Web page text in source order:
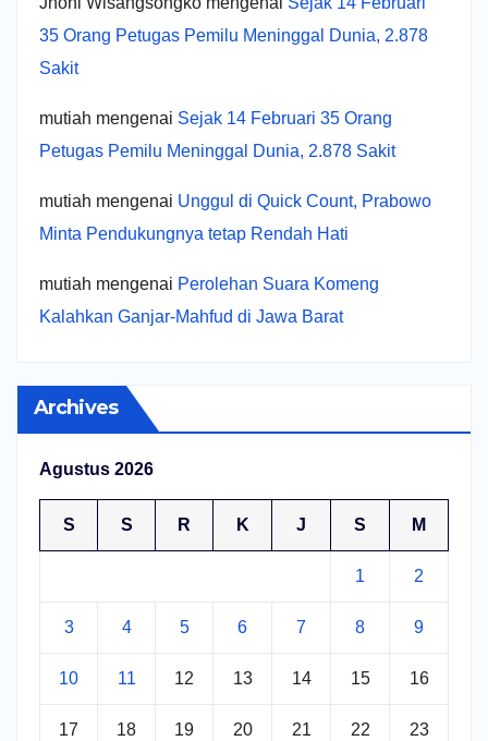
35 Orang Petugas Pemilu Meninggal Dunia, 2.878
Sakit
mutiah mengenai Sejak 14 Februari 35 Orang
Petugas Pemilu Meninggal Dunia, 2.878 Sakit
mutiah mengenai Unggul di Quick Count, Prabowo
Minta Pendukungnya tetap Rendah Hati
mutiah mengenai Perolehan Suara Komeng
Kalahkan Ganjar-Mahfud di Jawa Barat
Archives
Agustus 2026
S S R K J S M
1 2
3 4 5 6 7 8 9
10 11 12 13 14 15 16
17 18 19 20 21 22 23